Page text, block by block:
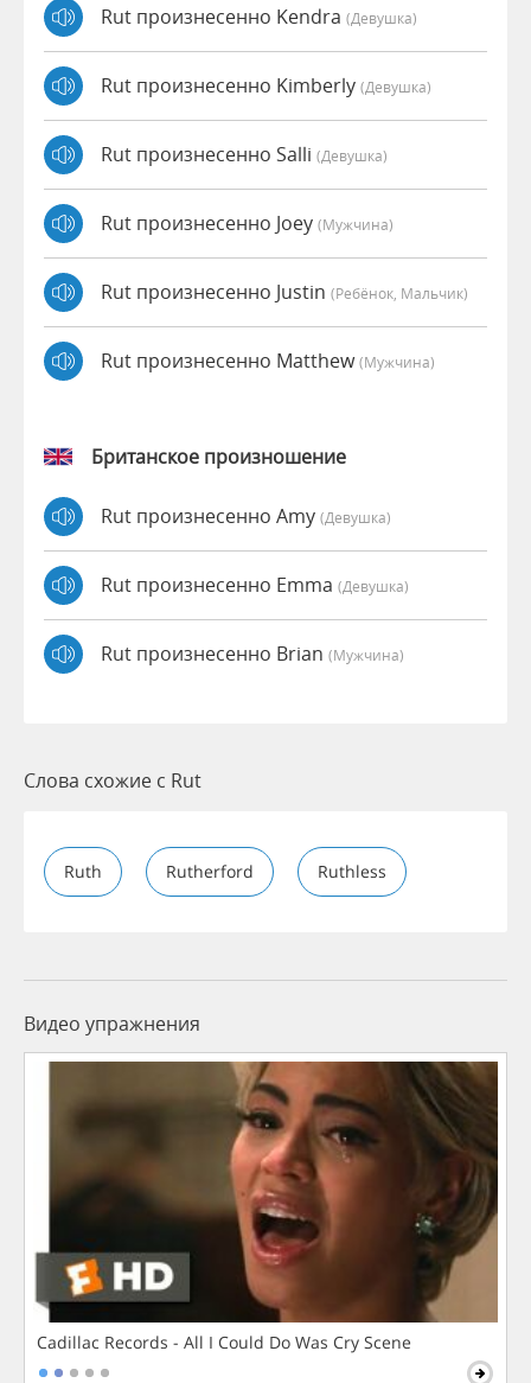
Rut произнесенно Kendra (девушка)
Rut произнесенно Kimberly (девушка)
Rut произнесенно Salli (девушка)
Rut произнесенно Joey (мужчина)
Rut произнесенно Justin (Ребёнок, Мальчик)
Rut произнесенно Matthew(мужчина)
Британское произношение
Rut произнесенно Amy (девушка)
Rut произнесенно Emma (девушка)
Rut произнесенно Brian (мужчина)
Слова схожие с Rut
Ruth Rutherford Ruthless
Видео упражнения
Cadillac Records - All I Could Do Was Cry Scene